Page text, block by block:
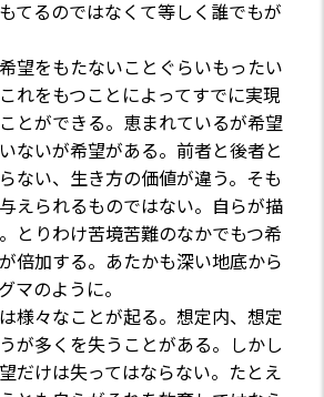
てるのではなくて等しく誰でもが
望をもたないことぐらいもったい
れをもつことによってすでに実現
とができる。恵まれているが希望
ないが希望がある。前者と後者と
ない、生き方の価値が違う。そも
えられるものではない。自らが描
とりわけ苦境苦難のなかでもつ希
倍加する。あたかも深い地底から
マのように。
様々なことが起る。想定内、想定
が多くを失うことがある。しかし
だけは失ってはならない。たとえ